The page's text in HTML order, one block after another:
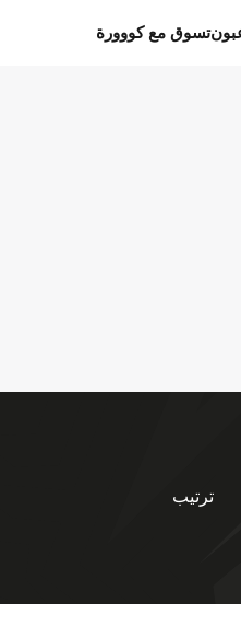
تسوق مع كووورة
ترتيب